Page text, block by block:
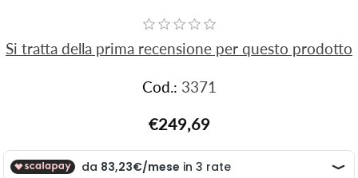
Si tratta della prima recensione per questo prodotto
Cod.: 3371
€249,69